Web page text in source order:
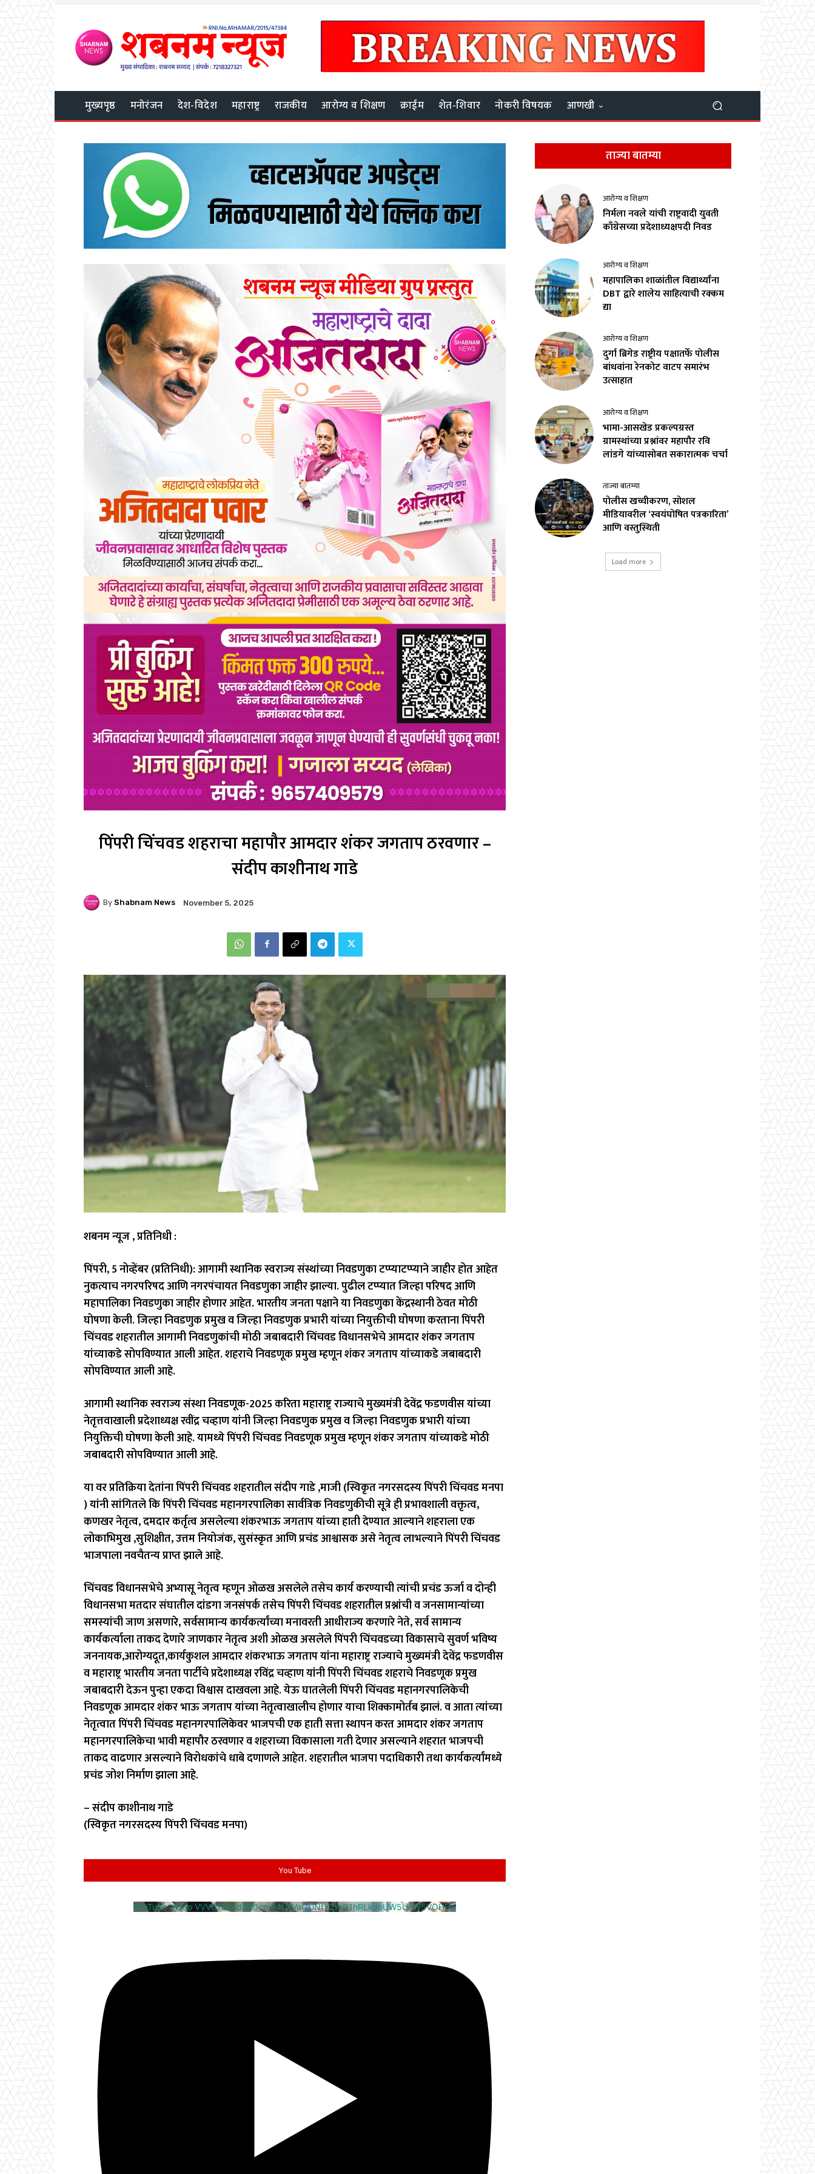
मुख्यपृष्ठ मनोरंजन देश-विदेश महाराष्ट्र राजकीय आरोग्य व शिक्षण क्राईम शेत-शिवार नोकरी विषयक आणखी
पिंपरी चिंचवड शहराचा महापौर आमदार शंकर जगताप ठरवणार –
संदीप काशीनाथ गाडे
By Shabnam News November 5, 2025
शबनम न्यूज , प्रतिनिधी :
पिंपरी, 5 नोव्हेंबर (प्रतिनिधी): आगामी स्थानिक स्वराज्य संस्थांच्या निवडणुका टप्प्याटप्प्याने जाहीर होत आहेत
नुकत्याच नगरपरिषद आणि नगरपंचायत निवडणुका जाहीर झाल्या. पुढील टप्प्यात जिल्हा परिषद आणि
महापालिका निवडणुका जाहीर होणार आहेत. भारतीय जनता पक्षाने या निवडणुका केंद्रस्थानी ठेवत मोठी
घोषणा केली. जिल्हा निवडणुक प्रमुख व जिल्हा निवडणुक प्रभारी यांच्या नियुक्तीची घोषणा करताना पिंपरी
चिंचवड शहरातील आगामी निवडणुकांची मोठी जबाबदारी चिंचवड विधानसभेचे आमदार शंकर जगताप
यांच्याकडे सोपविण्यात आली आहेत. शहराचे निवडणूक प्रमुख म्हणून शंकर जगताप यांच्याकडे जबाबदारी
सोपविण्यात आली आहे.
आगामी स्थानिक स्वराज्य संस्था निवडणूक-2025 करिता महाराष्ट्र राज्याचे मुख्यमंत्री देवेंद्र फडणवीस यांच्या
नेतृत्तवाखाली प्रदेशाध्यक्ष रवींद्र चव्हाण यांनी जिल्हा निवडणुक प्रमुख व जिल्हा निवडणुक प्रभारी यांच्या
नियुक्तिची घोषणा केली आहे. यामध्ये पिंपरी चिंचवड निवडणूक प्रमुख म्हणून शंकर जगताप यांच्याकडे मोठी
जबाबदारी सोपविण्यात आली आहे.
या वर प्रतिक्रिया देतांना पिंपरी चिंचवड शहरातील संदीप गाडे ,माजी (स्विकृत नगरसदस्य पिंपरी चिंचवड मनपा
) यांनी सांगितले कि पिंपरी चिंचवड महानगरपालिका सार्वत्रिक निवडणुकीची सूत्रे ही प्रभावशाली वक्तृत्व,
कणखर नेतृत्व, दमदार कर्तृत्व असलेल्या शंकरभाऊ जगताप यांच्या हाती देण्यात आल्याने शहराला एक
लोकाभिमुख ,सुशिक्षीत, उत्तम नियोजंक, सुसंस्कृत आणि प्रचंड आश्वासक असे नेतृत्व लाभल्याने पिंपरी चिंचवड
भाजपाला नवचैतन्य प्राप्त झाले आहे.
चिंचवड विधानसभेचे अभ्यासू नेतृत्व म्हणून ओळख असलेले तसेच कार्य करण्याची त्यांची प्रचंड ऊर्जा व दोन्ही
विधानसभा मतदार संघातील दांडगा जनसंपर्क तसेच पिंपरी चिंचवड शहरातील प्रश्नांची व जनसामान्यांच्या
समस्यांची जाण असणारे, सर्वसामान्य कार्यकर्त्यांच्या मनावरती आधीराज्य करणारे नेते, सर्व सामान्य
कार्यकर्त्याला ताकद देणारे जाणकार नेतृत्व अशी ओळख असलेले पिंपरी चिंचवडच्या विकासाचे सुवर्ण भविष्य
जननायक,आरोग्यदूत,कार्यकुशल आमदार शंकरभाऊ जगताप यांना महाराष्ट्र राज्याचे मुख्यमंत्री देवेंद्र फडणवीस
व महाराष्ट्र भारतीय जनता पार्टीचे प्रदेशाध्यक्ष रविंद्र चव्हाण यांनी पिंपरी चिंचवड शहराचे निवडणूक प्रमुख
जबाबदारी देऊन पुन्हा एकदा विश्वास दाखवला आहे. येऊ घातलेली पिंपरी चिंचवड महानगरपालिकेची
निवडणूक आमदार शंकर भाऊ जगताप यांच्या नेतृत्वाखालीच होणार याचा शिक्कामोर्तब झालं. व आता त्यांच्या
नेतृत्वात पिंपरी चिंचवड महानगरपालिकेवर भाजपची एक हाती सत्ता स्थापन करत आमदार शंकर जगताप
महानगरपालिकेचा भावी महापौर ठरवणार व शहराच्या विकासाला गती देणार असल्याने शहरात भाजपची
ताकद वाढणार असल्याने विरोधकांचे धाबे दणाणले आहेत. शहरातील भाजपा पदाधिकारी तथा कार्यकर्त्यांमध्ये
प्रचंड जोश निर्माण झाला आहे.
– संदीप काशीनाथ गाडे
(स्विकृत नगरसदस्य पिंपरी चिंचवड मनपा)
You Tube
YouTube Video VVV0Ykk4d3A0cm94U1VaQUNfY2xrQ1hRLkJoUW5UcW5VOHEw
ताज्या बातम्या
आरोग्य व शिक्षण
निर्मला नवले यांची राष्ट्रवादी युवती
काँग्रेसच्या प्रदेशाध्यक्षपदी निवड
आरोग्य व शिक्षण
महापालिका शाळांतील विद्यार्थ्यांना
DBT द्वारे शालेय साहित्याची रक्कम
द्या
आरोग्य व शिक्षण
दुर्गा ब्रिगेड राष्ट्रीय पक्षातर्फे पोलीस
बांधवांना रेनकोट वाटप समारंभ
उत्साहात
आरोग्य व शिक्षण
भामा-आसखेड प्रकल्पग्रस्त
ग्रामस्थांच्या प्रश्नांवर महापौर रवि
लांडगे यांच्यासोबत सकारात्मक चर्चा
ताज्या बातम्या
पोलीस खच्चीकरण, सोशल
मीडियावरील ‘स्वयंघोषित पत्रकारिता’
आणि वस्तुस्थिती
Load more